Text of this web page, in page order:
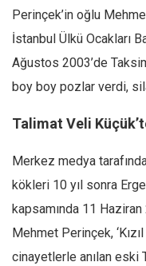
Bu Sayı
Tüm Sayılar
Kategoriler
Kültür Sanat
Kitap
7 soruda bu hafta
Ekonomi
Spor
Manzara
Perinçek’in oğlu
İstanbul Ülkü Ocakları
Ağustos 2003’de
boy boy pozlar verdi,
Talimat Veli
Merkez medya
kökleri 10 yıl sonra
kapsamında 11
Mehmet Perinçek,
cinayetlerle anılan eski